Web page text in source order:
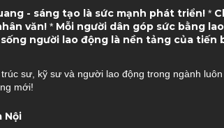
- sáng tạo là sức mạnh phát triển! *
văn! * Mỗi người dân góp sức bằng
người lao động là nền tảng của tiến
sư, kỹ sư và người lao động trong ngành
mới!
Nội